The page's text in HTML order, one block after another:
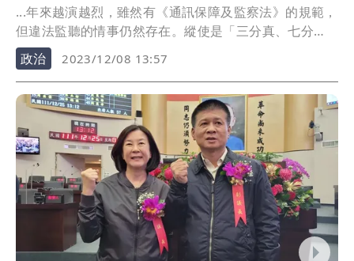
...年來越演越烈，雖然有《通訊保障及監察法》的規範，
但違法監聽的情事仍然存在。縱使是「三分真、七分
假」，...
政治 2023/12/08 13:57